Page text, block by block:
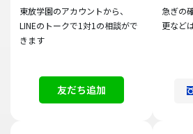
東放学園のアカウントから、
LINEのトークで1対1の相談がで
きます
友だち追加
急ぎの
更など